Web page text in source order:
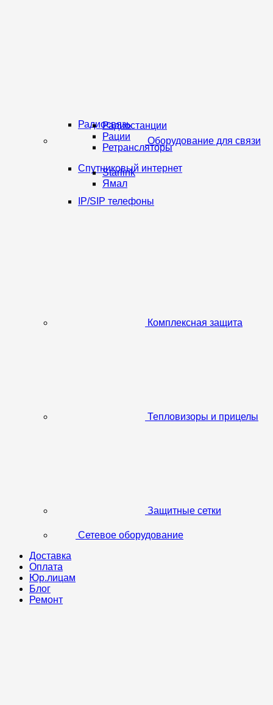
Оборудование для связи
Радиосвязь
Радиостанции
Рации
Ретрансляторы
Спутниковый интернет
Starlink
Ямал
IP/SIP телефоны
Комплексная защита
Тепловизоры и прицелы
Защитные сетки
Сетевое оборудование
Доставка
Оплата
Юр.лицам
Блог
Ремонт